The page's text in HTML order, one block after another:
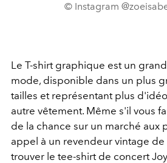
© Instagram
Le T-shirt graphique est un
mode, disponible dans un plus
tailles et représentant plus
autre vêtement. Même s'il vous
de la chance sur un marché aux
appel à un revendeur vintage
trouver le tee-shirt de concert